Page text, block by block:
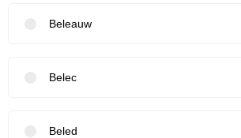
Beleauw
Belec
Beled